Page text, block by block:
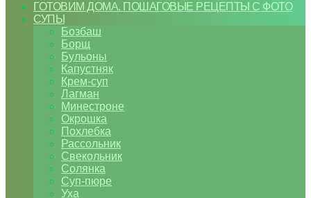
ГОТОВИМ ДОМА. ПОШАГОВЫЕ РЕЦЕПТЫ С ФОТО
СУПЫ
Бозбаш
Борщ
Бульоны
Капустняк
Крем-суп
Лагман
Минестроне
Окрошка
Похлебка
Рассольник
Свекольник
Солянка
Суп-пюре
Уха